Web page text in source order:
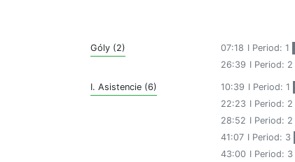
Góly (2) 07:18 I Period: 1
26:39 I Period: 2
I. Asistencie (6) 10:39 I Period: 1
22:23 I Period: 2
28:52 I Period: 2
41:07 I Period: 3
43:00 I Period: 3